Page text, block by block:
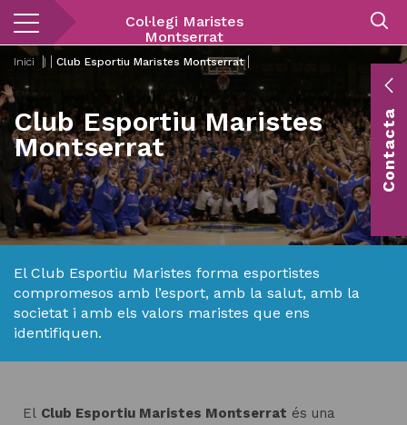
Vés
contingut
Col·legi Maristes
Montserrat
Inici | Club Esportiu Maristes Montserrat
Club Esportiu Maristes
Montserrat
El Club Esportiu Maristes forma esportistes
compromesos amb l’esport, amb la salut, amb la
societat i amb els valors maristes que ens
identifiquen.
El Club Esportiu Maristes Montserrat és una
Contacta